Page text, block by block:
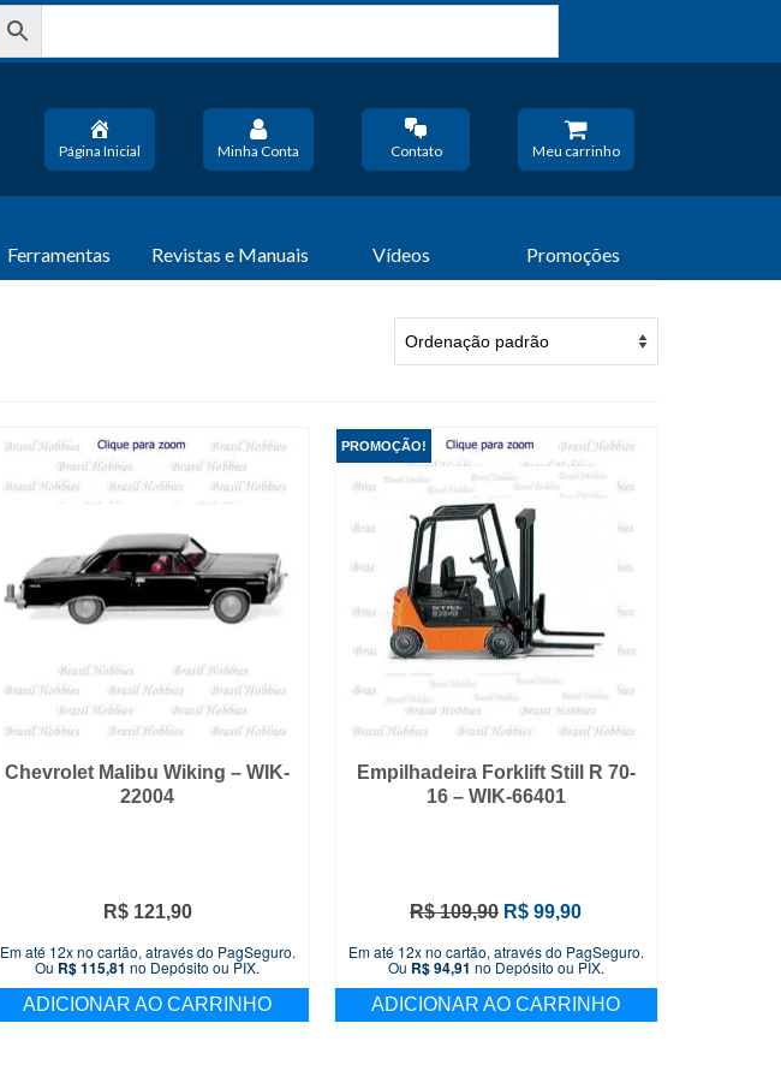
Página Inicial Minha Conta Contato Meu carrinho
Ferramentas Revistas e Manuais Vídeos Promoções
Chevrolet Malibu Wiking – WIK-
22004
R$121,90
Em até 12x no cartão, através do PagSeguro.
Ou R$115,81 no Depósito ou PIX.
ADICIONAR AO CARRINHO
PROMOÇÃO!
Empilhadeira Forklift Still R 70-
16 – WIK-66401
R$109,90 O
original
era:
R$ 109,90.
R$ 99,90O
atual
é:
R$ 99,90.
Em até 12x no cartão, através do PagSeguro.
Ou R$94,91 no Depósito ou PIX.
ADICIONAR AO CARRINHO